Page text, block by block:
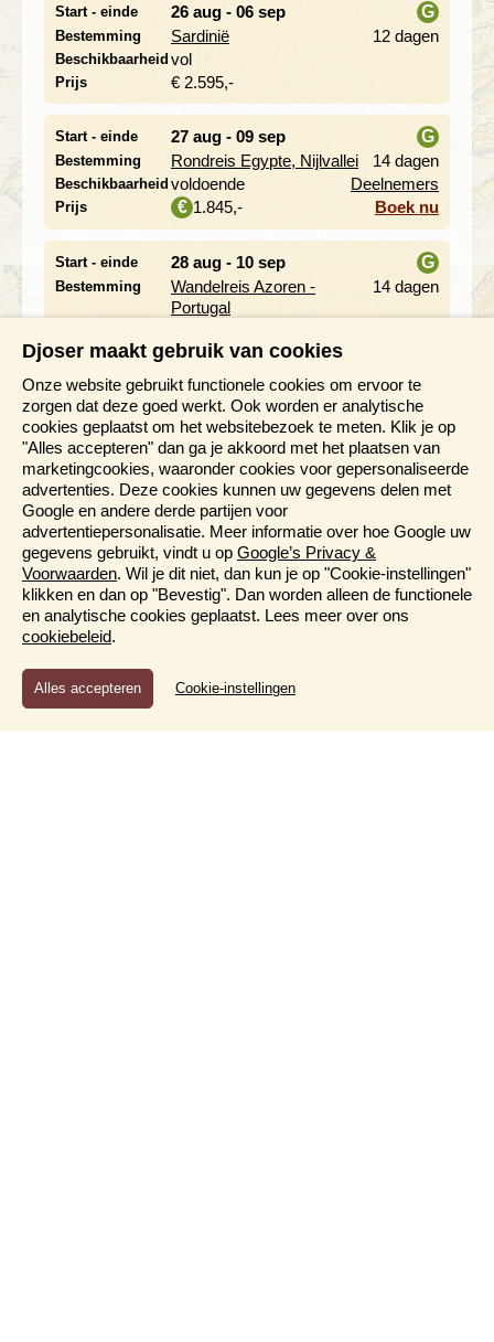
Start - einde 26 aug - 06 sep
Bestemming Sardinië
G
12 dagen
Beschikbaarheid vol
Prijs € 2.595,-
Start - einde 27 aug - 09 sep
Bestemming Rondreis Egypte, Nijlvallei
G
14 dagen
Beschikbaarheid voldoende Deelnemers
Prijs € 1.845,- Boek nu
Start - einde 28 aug - 10 sep
Bestemming
Wandelreis Azoren -
Portugal
G
14 dagen
Prijs € 2.745,-
Start - einde 28 aug - 20 sep
Bestemming China
G
i
24 dagen
Beschikbaarheidvol
Prijs € 3.195,-
Start - einde 28 aug - 11 sep
Bestemming Zuid-Afrika
G
i
i
15 dagen
Beschikbaarheid vol
Prijs € 2.995,-
Bestemming Wandelreis Andorra
Beschikbaarheid
Prijs € 1.295,- Boek nu
Djoser maakt gebruik van cookies
Onze website gebruikt functionele cookies om ervoor te
zorgen dat deze goed werkt. Ook worden er analytische
cookies geplaatst om het websitebezoek te meten. Klik je op
"Alles accepteren" dan ga je akkoord met het plaatsen van
marketingcookies, waaronder cookies voor gepersonaliseerde
advertenties. Deze cookies kunnen uw gegevens delen met
Google en andere derde partijen voor
advertentiepersonalisatie. Meer informatie over hoe Google uw
gegevens gebruikt, vindt u op Google’s Privacy &
Voorwaarden. Wil je dit niet, dan kun je op "Cookie-instellingen"
klikken en dan op "Bevestig". Dan worden alleen de functionele
en analytische cookies geplaatst. Lees meer over ons
cookiebeleid.
Functioneel en Analytisch
Cookies die er voor zorgen dat de website naar behoren
de website kunnen meten.
Cookie-instellingen